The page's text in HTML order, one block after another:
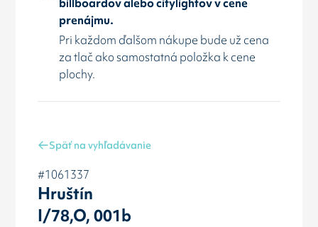
prenájmu.
Pri každom ďalšom nákupe bude už cena
za tlač ako samostatná položka k cene
plochy.
Späť na vyhľadávanie
#1061337
Hruštín
I/78,O, 001b